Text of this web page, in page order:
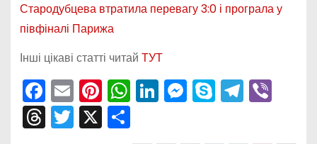
Стародубцева втратила перевагу 3:0 і програла у
півфіналі Парижа
Інші цікаві статті читай ТУТ
F
a
c
E
m
ai
Pi
nt
er
W
h
a
Li
n
k
M
e
s
S
k
y
T
el
e
Vi
er
T T X П